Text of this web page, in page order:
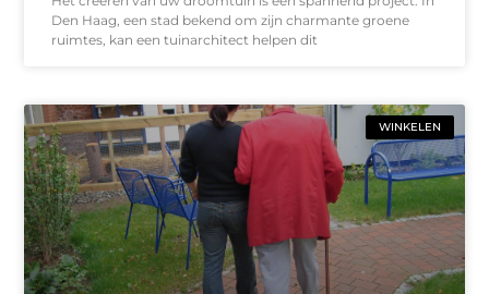
Den Haag, een stad bekend om zijn charmante groene
ruimtes, kan een tuinarchitect helpen dit
WINKELEN